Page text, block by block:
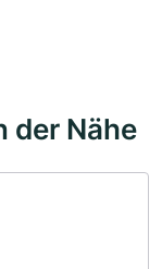
der Nähe